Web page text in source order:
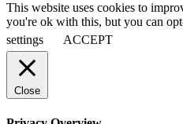
This website uses cookies to
you're ok with this, but you can
settings
ACCEPT
Close